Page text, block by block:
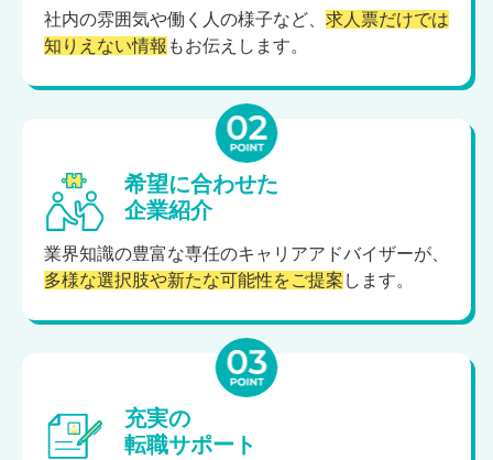
社内の雰囲気や働く人の様子など、 求人票だけでは
知りえない情報 もお伝えします。
希望に合わせた
企業紹介
業界知識の豊富な専任のキャリアアドバイザーが、
多様な選択肢や新たな可能性をご提案 します。
充実の
転職サポート